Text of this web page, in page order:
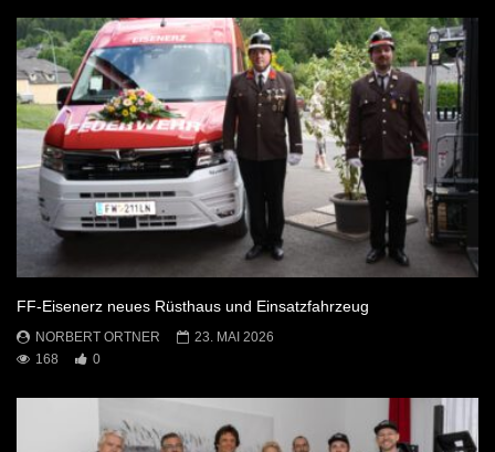
FF-Eisenerz neues Rüsthaus und Einsatzfahrzeug
NORBERT ORTNER
23. MAI 2026
168
0